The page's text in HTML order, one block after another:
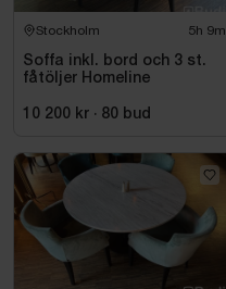
Stockholm 5h 9m
Soffa inkl. bord och 3 st.
fåtöljer Homeline
10 200 kr · 80 bud